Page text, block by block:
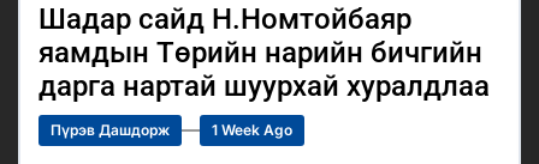
Шадар сайд Н.Номтойбаяр
яамдын Төрийн нарийн бичгийн
дарга нартай шуурхай хуралдлаа
Пүрэв Дашдорж 1 Week Ago